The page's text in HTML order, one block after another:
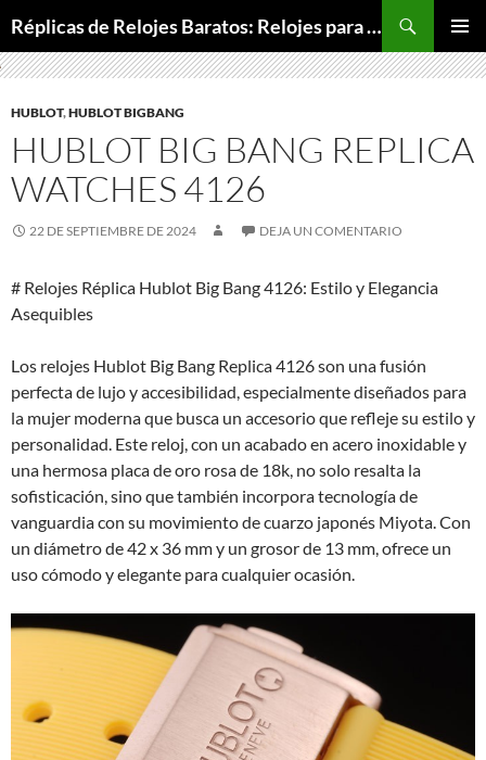
Réplicas de Relojes Baratos: Relojes para Todos los Bolsillos, Relojes de Lujo a Precios Bajos
MENÚ
AL
HUBLOT,HUBLOT BIGBANG
HUBLOT BIG BANG REPLICA
WATCHES 4126
22 DE SEPTIEMBRE DE 2024 DEJA UN COMENTARIO
# Relojes Réplica Hublot Big Bang 4126: Estilo y Elegancia
Asequibles
Los relojes Hublot Big Bang Replica 4126 son una fusión
perfecta de lujo y accesibilidad, especialmente diseñados para
la mujer moderna que busca un accesorio que refleje su estilo y
personalidad. Este reloj, con un acabado en acero inoxidable y
una hermosa placa de oro rosa de 18k, no solo resalta la
sofisticación, sino que también incorpora tecnología de
vanguardia con su movimiento de cuarzo japonés Miyota. Con
un diámetro de 42 x 36 mm y un grosor de 13 mm, ofrece un
uso cómodo y elegante para cualquier ocasión.